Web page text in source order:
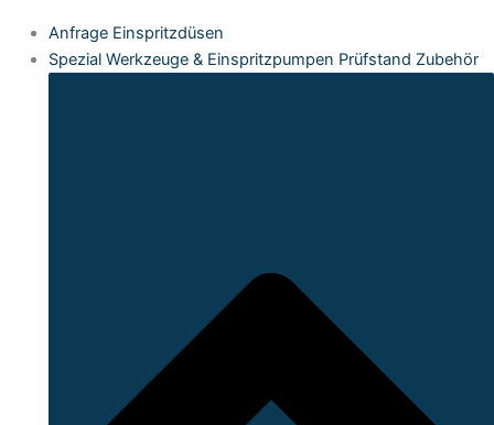
Anfrage Einspritzdüsen
Spezial Werkzeuge & Einspritzpumpen Prüfstand Zubehör